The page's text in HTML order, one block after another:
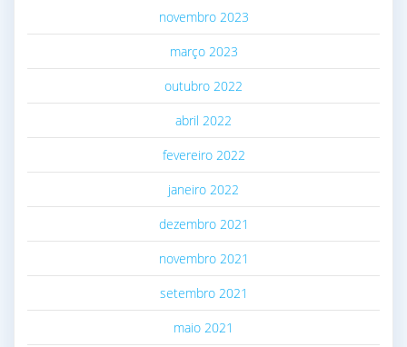
novembro 2023
março 2023
outubro 2022
abril 2022
fevereiro 2022
janeiro 2022
dezembro 2021
novembro 2021
setembro 2021
maio 2021